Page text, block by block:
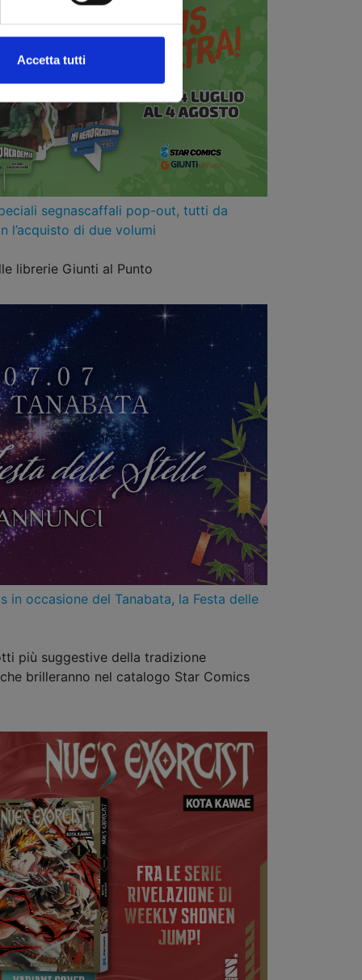
Accetta tutti
segnascaffali pop-out, tutti da
l’acquisto di due volumi
librerie Giunti al Punto
in occasione del Tanabata, la Festa delle
più suggestive della tradizione
brilleranno nel catalogo Star Comics